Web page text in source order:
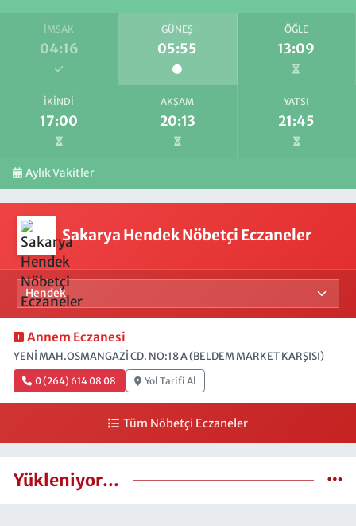
İMSAK
04:16
GÜNEŞ
05:55
ÖĞLE
13:09
İKINDI
17:00
AKŞAM
20:13
YATSI
21:45
Aylık Vakitler
Sakarya Hendek Nöbetçi Eczaneler
Annem Eczanesi
YENİ MAH.OSMANGAZİ CD. NO:18 A (BELDEM MARKET KARŞISI)
0 (264) 614 08 08 Yol Tarifi Al
Tüm Nöbetçi Eczaneler
Yükleniyor...